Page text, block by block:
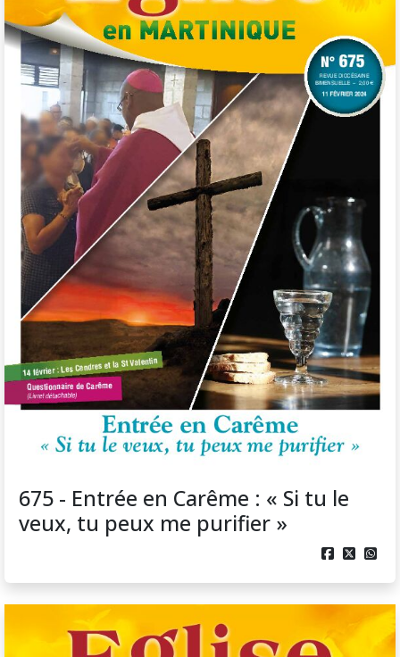
675 - Entrée en Carême : « Si tu le
veux, tu peux me purifier »
  